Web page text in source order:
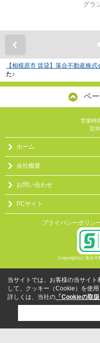
グラ
【相模原市 賃貸】落合不動産株式
た♪
ペ
営業時
定
ホーム
会社概要
お問い合わせ
PCサイト
プライバシーポリシ
Copyright(c) 落合不
当サイトでは、お客様の当サイ
して、クッキー（Cookie）を使用
詳しくは、当社の 「Cookieの取